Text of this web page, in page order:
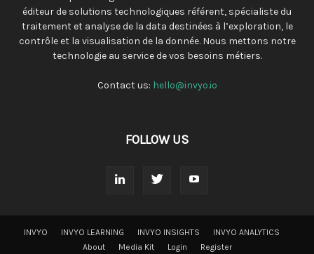
éditeur de solutions technologiques référent, spécialiste du
traitement et analyse de la data destinées à l’exploration, le
contrôle et la visualisation de la donnée. Nous mettons notre
technologie au service de vos besoins métiers.
Contact us: hello@invyo.io
FOLLOW US
INVYO INVYO LEARNING INVYO INSIGHTS
INVYO ANALYTICS
About
Media Kit Login Register